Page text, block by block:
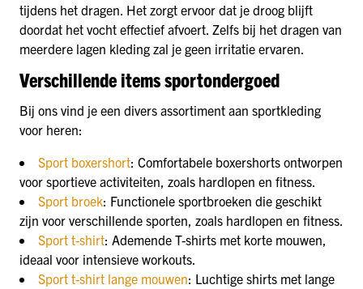
tijdens het dragen. Het zorgt ervoor dat je droog blijft
doordat het vocht effectief afvoert. Zelfs bij het dragen van
meerdere lagen kleding zal je geen irritatie ervaren.
Verschillende items sportondergoed
Bij ons vind je een divers assortiment aan sportkleding
voor heren:
Sport boxershort: Comfortabele boxershorts ontworpen
voor sportieve activiteiten, zoals hardlopen en fitness.
Sport broek: Functionele sportbroeken die geschikt
zijn voor verschillende sporten, zoals hardlopen en fitness.
Sport t-shirt: Ademende T-shirts met korte mouwen,
ideaal voor intensieve workouts.
Sport t-shirt lange mouwen: Luchtige shirts met lange